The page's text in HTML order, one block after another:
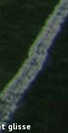
glisse